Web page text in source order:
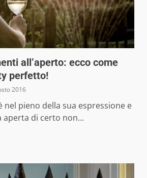
all’aperto: ecco come
perfetto!
2016
nel pieno della sua espressione e
aperta di certo non...